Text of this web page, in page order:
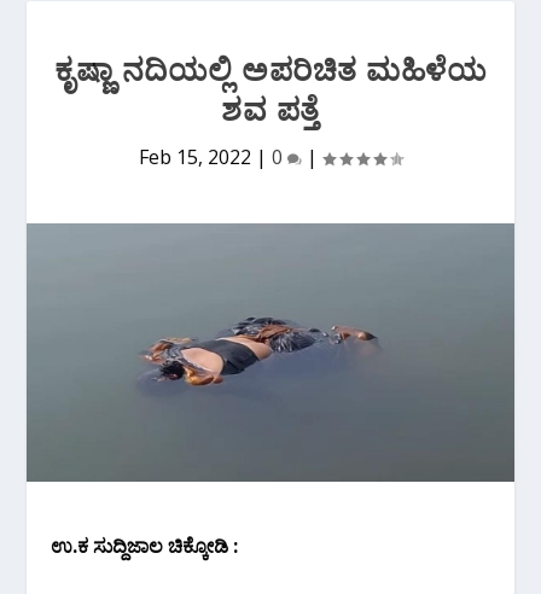
ಕೃಷ್ಣಾ ನದಿಯಲ್ಲಿ ಅಪರಿಚಿತ ಮಹಿಳೆಯ
ಶವ ಪತ್ತೆ
Feb 15, 2022 | 0 |
ಉ.ಕ ಸುದ್ದಿಜಾಲ ಚಿಕ್ಕೋಡಿ :